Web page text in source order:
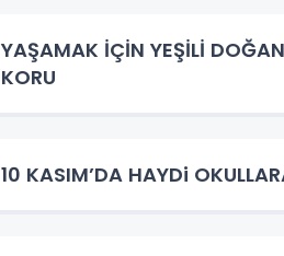
YAŞAMAK İÇİN YEŞİLİ
KORU
10 KASIM’DA HAYDi